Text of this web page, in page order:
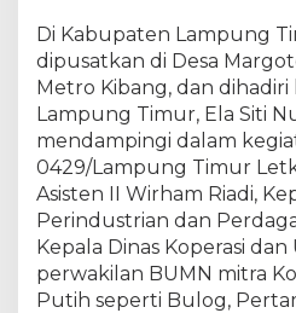
a
r
S
e
r
e
n
t
a
k
D
i
Di Kabupaten Lampung
dipusatkan di Desa
Metro Kibang, dan
Lampung Timur, Ela Siti
mendampingi dalam
0429/Lampung Timur
Asisten II Wirham Riadi,
Perindustrian dan
Kepala Dinas Koperasi
perwakilan BUMN mitra
Putih seperti Bulog,